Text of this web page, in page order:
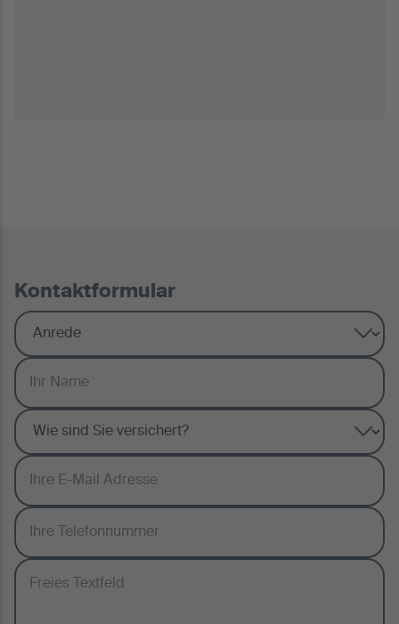
Kontaktformular